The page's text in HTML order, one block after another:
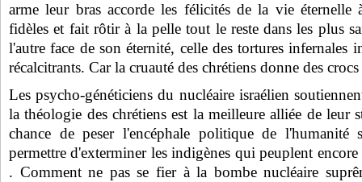
arme leur bras accorde les félicités de la vie éternelle
fidèles et fait rôtir à la pelle tout le reste dans les plus
l'autre face de son éternité, celle des tortures infernales
récalcitrants. Car la cruauté des chrétiens donne des
Les psycho-généticiens du nucléaire israélien
la théologie des chrétiens est la meilleure alliée de leur
chance de peser l'encéphale politique de
permettre d'exterminer les indigènes qui peuplent
. Comment ne pas se fier à la bombe nucléaire